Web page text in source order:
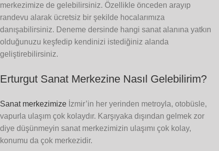
merkezimize de gelebilirsiniz. Özellikle önceden arayıp
randevu alarak ücretsiz bir şekilde hocalarımıza
danışabilirsiniz. Deneme dersinde hangi sanat alanına yatkın
olduğunuzu keşfedip kendinizi istediğiniz alanda
geliştirebilirsiniz.
Erturgut Sanat Merkezine Nasıl Gelebilirim?
Sanat merkezimize İzmir’in her yerinden metroyla, otobüsle,
vapurla ulaşım çok kolaydır. Karşıyaka dışından gelmek zor
diye düşünmeyin sanat merkezimizin ulaşımı çok kolay,
konumu da çok merkezidir.